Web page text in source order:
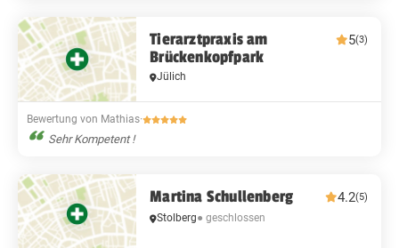
Tierarztpraxis am
Brückenkopfpark
5(3)
Jülich
Bewertung von Mathias·
Sehr Kompetent !
Martina Schullenberg 4.2(5)
Stolberg● geschlossen